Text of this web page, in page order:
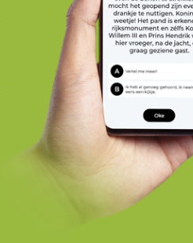
Kapel Staverden
Ermelo